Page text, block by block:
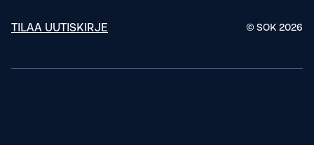
TILAA UUTISKIRJE © SOK 2026